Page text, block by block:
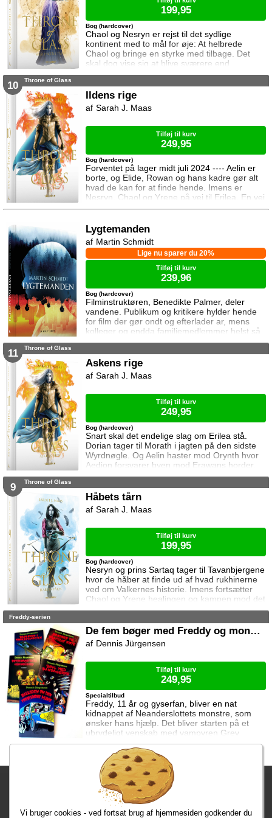
Chaol og Nesryn er rejst til det sydlige
kontinent med to mål for øje: At helbrede
Chaol og bringe en styrke med tilbage. Det
skal dog vise sig at blive sværere end
forventet, for khaganen, det sydlige kontinents
træffe en beslutning her og nu. Da en healer
bliver myrdet under mystiske omstændigheder,
frygter Chaol og Nesryn at Valkerne er fulgt
Bog (hardcover)
199,95
10 Throne of Glass
Ildens rige
Forventet på lager midt juli 2024 ---- Aelin er
borte, og Elide, Rowan og hans kadre gør alt
hvad de kan for at finde hende. Imens er
Nesryn, Chaol og Yrene på vej til Erilea. En vej
der fører dem forbi Chaols barndomshjem
kæmper Aedion mod Erawans fremrykkende
styrker og sin vrede over den aftale Aelin og
Lysandra har indgået. Og Dorian og Manon
må vælge om de vil lede efte
Bog (hardcover)
Sarah J. Maas
Tilføj til kurv
249,95
Lygtemanden
Filminstruktøren, Benedikte Palmer, deler
vandene. Publikum og kritikere hylder hende
for film der gør ondt og efterlader ar, mens
kolleger og endda familiemedlemmer helst så
hende forsvinde. Under en rejse til Los
miste livet. Da efterforskningen fortsætter
hjemme i Danmark, sender FBI den
nyuddannede agent April Biggs for at assistere
Bog (hardcover)
Lige nu sparer du 20%
Martin Schmidt
Tilføj til kurv
239,96
11 Throne of Glass
Askens rige
Snart skal det endelige slag om Erilea stå.
Dorian tager til Morath i jagten på den sidste
Wyrdnøgle. Og Aelin haster mod Orynth hvor
Aedion forsvarer byen mod Erawans horder.
Heldigvis er han ikke alene. Men kan deres
mod Erawans rædsler?
Bog (hardcover)
Sarah J. Maas
Tilføj til kurv
249,95
9 Throne of Glass
Håbets tårn
Nesryn og prins Sartaq tager til Tavanbjergene
hvor de håber at finde ud af hvad rukhinerne
ved om Valkernes historie. Imens fortsætter
Chaol og Yrene healingen og kampen mod det
mystiske mørke som lurer inden i ham. Men
deres venner derhjemme.
Bog (hardcover)
Sarah J. Maas
Tilføj til kurv
199,95
Freddy-serien
De fem bøger med Freddy og monstrene
Freddy, 11 år og gyserfan, bliver en nat
kidnappet af Neanderslottets monstre, som
ønsker hans hjælp. Det bliver starten på et
ubrydeligt venskab med vampyren Grev
Dracula, varulven Eddie, den hovedløse ridder
Sir Arthur Fieldstein, Frankenstein-uhyret
Boris, mumien Mummy og bøvsedragen Nitan.
Specialtilbud
Dennis Jürgensen
Tilføj til kurv
249,95
Fragtgebyret er DKK 59,95 • Fragtgebyret bortfalder ved køb over
DKK 299,00
Bestiller du inden kl. 13:00 har du dine varer på mandag!
Vi bruger cookies - ved fortsat brug af hjemmesiden godkender du